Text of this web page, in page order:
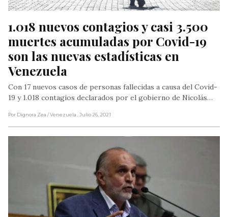
1.018 nuevos contagios y casi 3.500
muertes acumuladas por Covid-19
son las nuevas estadísticas en
Venezuela
Con 17 nuevos casos de personas fallecidas a causa del Covid-
19 y 1.018 contagios declarados por el gobierno de Nicolás…
Por Dignora Zea / Venezuela , Julio 26, 2021